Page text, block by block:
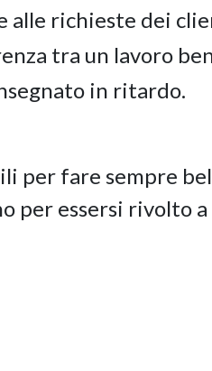
alle richieste dei
tra un lavoro
in ritardo.
per fare sempre
per essersi rivolto a